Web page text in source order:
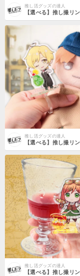
推し活グッズの達人
推し活グッズの達人
推し活グッズの達人